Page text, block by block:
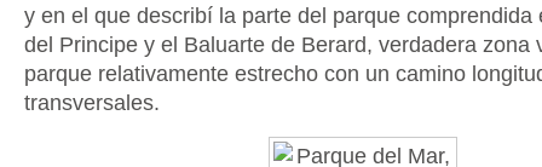
y en el que describí la parte del parque comprendida
del Principe y el Baluarte de Berard, verdadera zona
parque relativamente estrecho con un camino
transversales.